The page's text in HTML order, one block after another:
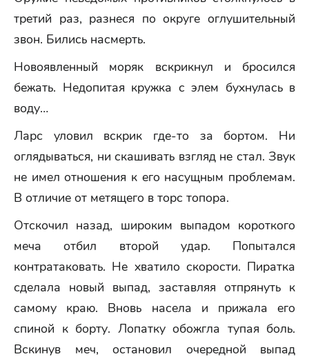
третий раз, разнеся по округе оглушительный
звон. Бились насмерть.
Новоявленный моряк вскрикнул и бросился
бежать. Недопитая кружка с элем бухнулась в
воду…
Ларс уловил вскрик где-то за бортом. Ни
оглядываться, ни скашивать взгляд не стал. Звук
не имел отношения к его насущным проблемам.
В отличие от метящего в торс топора.
Отскочил назад, широким выпадом короткого
меча отбил второй удар. Попытался
контратаковать. Не хватило скорости. Пиратка
сделала новый выпад, заставляя отпрянуть к
самому краю. Вновь насела и прижала его
спиной к борту. Лопатку обожгла тупая боль.
Вскинув меч, остановил очередной выпад